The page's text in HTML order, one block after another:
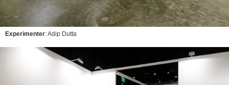
Experimenter: Adip Dutta